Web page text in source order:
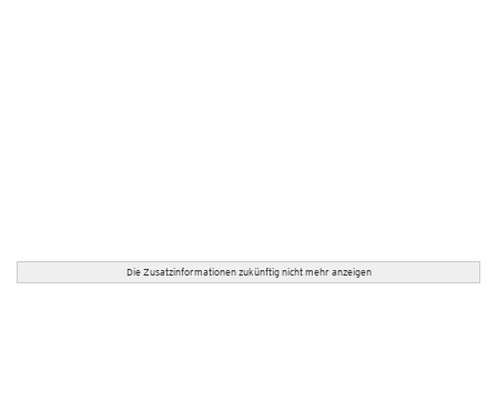
Die Zusatzinformationen zukünftig nicht mehr anzeigen